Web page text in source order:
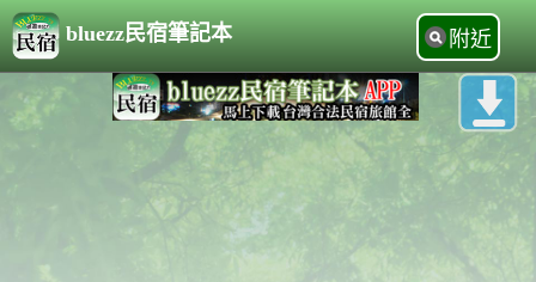
bluezz民宿筆記本 附近